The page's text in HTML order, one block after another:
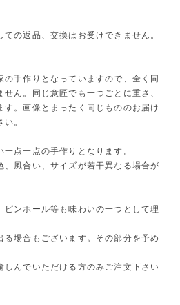
の返品、交換はお受けできません。
の手作りとなっていますので、全く同
ん。同じ意匠でも一つごとに重さ、
す。画像とまったく同じもののお届け
。
点一点の手作りとなります。
、風合い、サイズが若干異なる場合が
ンホール等も味わいの一つとして理
る場合もございます。その部分を予め
しんでいただける方のみご注文下さい